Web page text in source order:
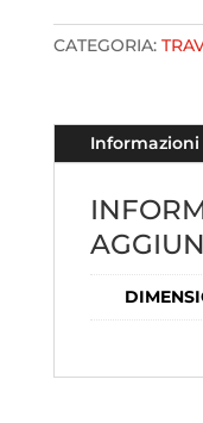
CATEGORIA: